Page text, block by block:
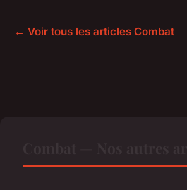
← Voir tous les articles Combat